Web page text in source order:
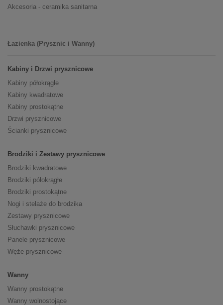
Akcesoria - ceramika sanitarna
Łazienka (Prysznic i Wanny)
Kabiny i Drzwi prysznicowe
Kabiny półokrągłe
Kabiny kwadratowe
Kabiny prostokątne
Drzwi prysznicowe
Ścianki prysznicowe
Brodziki i Zestawy prysznicowe
Brodziki kwadratowe
Brodziki półokrągłe
Brodziki prostokątne
Nogi i stelaże do brodzika
Zestawy prysznicowe
Słuchawki prysznicowe
Panele prysznicowe
Węże prysznicowe
Wanny
Wanny prostokątne
Wanny wolnostojące